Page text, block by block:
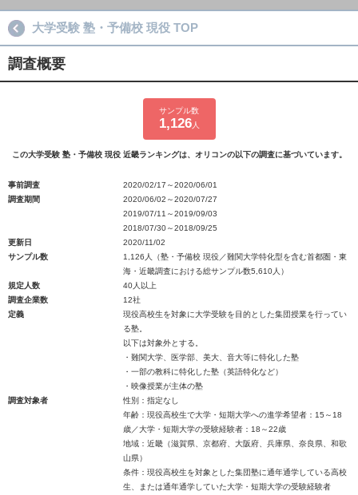
大学受験 塾・予備校 現役 TOP
調査概要
サンプル数
1,126人
この大学受験 塾・予備校 現役 近畿ランキングは、オリコンの以下の調査に基づいています。
事前調査
2020/02/17～2020/06/01
調査期間
2020/06/02～2020/07/27
2019/07/11～2019/09/03
2018/07/30～2018/09/25
更新日
2020/11/02
サンプル数
1,126人（塾・予備校 現役／難関大学特化型を含む首都圏・東
海・近畿調査における総サンプル数5,610人）
規定人数
40人以上
調査企業数
12社
定義
現役高校生を対象に大学受験を目的とした集団授業を行ってい
る塾。
以下は対象外とする。
・難関大学、医学部、美大、音大等に特化した塾
・一部の教科に特化した塾（英語特化など）
・映像授業が主体の塾
調査対象者
性別：指定なし
年齢：現役高校生で大学・短期大学への進学希望者：15～18
歳／大学・短期大学の受験経験者：18～22歳
地域：近畿（滋賀県、京都府、大阪府、兵庫県、奈良県、和歌
山県）
条件：現役高校生を対象とした集団塾に通年通学している高校
生、または通年通学していた大学・短期大学の受験経験者